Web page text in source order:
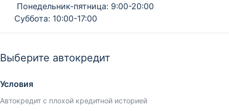
Понедельник-пятница: 9:00-20:00
Суббота: 10:00-17:00
Выберите автокредит
Условия
Автокредит с плохой кредитной историей